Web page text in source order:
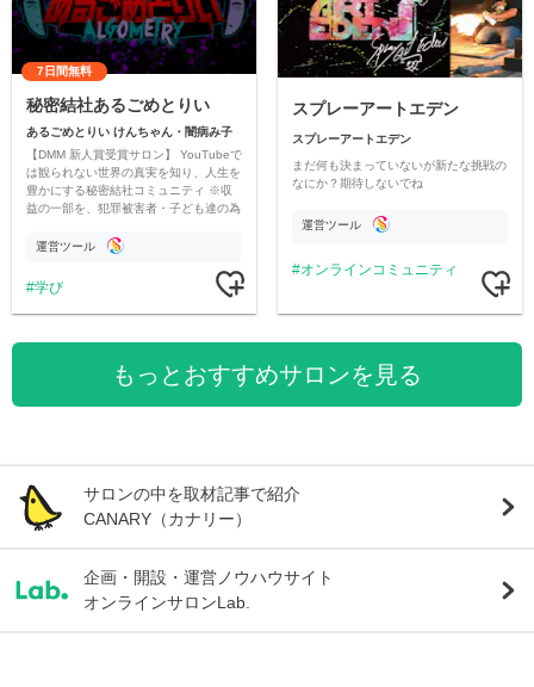
7日間無料
秘密結社あるごめとりい
あるごめとりい けんちゃん・闇病み子
【DMM 新人賞受賞サロン】 YouTubeで
は観られない世界の真実を知り、人生を
豊かにする秘密結社コミュニティ ※収
益の一部を、犯罪被害者・子ども達の為
す運営ツール
学び
スプレーアートエデン
スプレーアートエデン
まだ何も決まっていないが新たな挑戦の
なにか？期待しないでね
運営ツール
オンラインコミュニティ
もっとおすすめサロンを見る
サロンの中を取材記事で紹介
CANARY（カナリー）
企画・開設・運営ノウハウサイト
オンラインサロンLab.